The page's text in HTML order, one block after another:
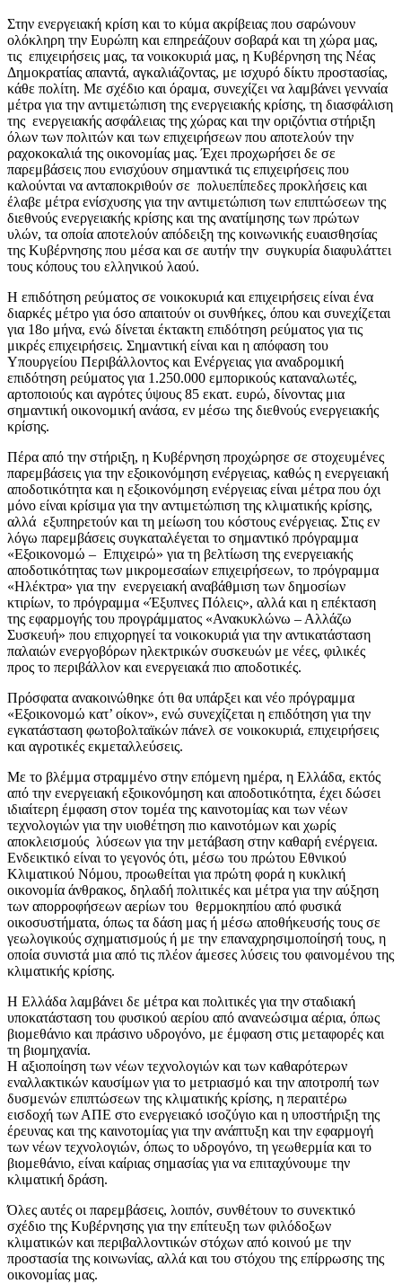
Στην ενεργειακή κρίση και το κύμα ακρίβειας που σαρώνουν
ολόκληρη την Ευρώπη και επηρεάζουν σοβαρά και τη χώρα μας,
τις επιχειρήσεις μας, τα νοικοκυριά μας, η Κυβέρνηση της Νέας
Δημοκρατίας απαντά, αγκαλιάζοντας, με ισχυρό δίκτυ προστασίας,
κάθε πολίτη. Με σχέδιο και όραμα, συνεχίζει να λαμβάνει γενναία
μέτρα για την αντιμετώπιση της ενεργειακής κρίσης, τη διασφάλιση
της ενεργειακής ασφάλειας της χώρας και την οριζόντια στήριξη
όλων των πολιτών και των επιχειρήσεων που αποτελούν την
ραχοκοκαλιά της οικονομίας μας. Έχει προχωρήσει δε σε
παρεμβάσεις που ενισχύουν σημαντικά τις επιχειρήσεις που
καλούνται να ανταποκριθούν σε πολυεπίπεδες προκλήσεις και
έλαβε μέτρα ενίσχυσης για την αντιμετώπιση των επιπτώσεων της
διεθνούς ενεργειακής κρίσης και της ανατίμησης των πρώτων
υλών, τα οποία αποτελούν απόδειξη της κοινωνικής ευαισθησίας
της Κυβέρνησης που μέσα και σε αυτήν την συγκυρία διαφυλάττει
τους κόπους του ελληνικού λαού.
Η επιδότηση ρεύματος σε νοικοκυριά και επιχειρήσεις είναι ένα
διαρκές μέτρο για όσο απαιτούν οι συνθήκες, όπου και συνεχίζεται
για 18ο μήνα, ενώ δίνεται έκτακτη επιδότηση ρεύματος για τις
μικρές επιχειρήσεις. Σημαντική είναι και η απόφαση του
Υπουργείου Περιβάλλοντος και Ενέργειας για αναδρομική
επιδότηση ρεύματος για 1.250.000 εμπορικούς καταναλωτές,
αρτοποιούς και αγρότες ύψους 85 εκατ. ευρώ, δίνοντας μια
σημαντική οικονομική ανάσα, εν μέσω της διεθνούς ενεργειακής
κρίσης.
Πέρα από την στήριξη, η Κυβέρνηση προχώρησε σε στοχευμένες
παρεμβάσεις για την εξοικονόμηση ενέργειας, καθώς η ενεργειακή
αποδοτικότητα και η εξοικονόμηση ενέργειας είναι μέτρα που όχι
μόνο είναι κρίσιμα για την αντιμετώπιση της κλιματικής κρίσης,
αλλά εξυπηρετούν και τη μείωση του κόστους ενέργειας. Στις εν
λόγω παρεμβάσεις συγκαταλέγεται το σημαντικό πρόγραμμα
«Εξοικονομώ – Επιχειρώ» για τη βελτίωση της ενεργειακής
αποδοτικότητας των μικρομεσαίων επιχειρήσεων, το πρόγραμμα
«Ηλέκτρα» για την ενεργειακή αναβάθμιση των δημοσίων
κτιρίων, το πρόγραμμα «Έξυπνες Πόλεις», αλλά και η επέκταση
της εφαρμογής του προγράμματος «Ανακυκλώνω – Αλλάζω
Συσκευή» που επιχορηγεί τα νοικοκυριά για την αντικατάσταση
παλαιών ενεργοβόρων ηλεκτρικών συσκευών με νέες, φιλικές
προς το περιβάλλον και ενεργειακά πιο αποδοτικές.
Πρόσφατα ανακοινώθηκε ότι θα υπάρξει και νέο πρόγραμμα
«Εξοικονομώ κατ’ οίκον», ενώ συνεχίζεται η επιδότηση για την
εγκατάσταση φωτοβολταϊκών πάνελ σε νοικοκυριά, επιχειρήσεις
και αγροτικές εκμεταλλεύσεις.
Με το βλέμμα στραμμένο στην επόμενη ημέρα, η Ελλάδα, εκτός
από την ενεργειακή εξοικονόμηση και αποδοτικότητα, έχει δώσει
ιδιαίτερη έμφαση στον τομέα της καινοτομίας και των νέων
τεχνολογιών για την υιοθέτηση πιο καινοτόμων και χωρίς
αποκλεισμούς λύσεων για την μετάβαση στην καθαρή ενέργεια.
Ενδεικτικό είναι το γεγονός ότι, μέσω του πρώτου Εθνικού
Κλιματικού Νόμου, προωθείται για πρώτη φορά η κυκλική
οικονομία άνθρακος, δηλαδή πολιτικές και μέτρα για την αύξηση
των απορροφήσεων αερίων του θερμοκηπίου από φυσικά
οικοσυστήματα, όπως τα δάση μας ή μέσω αποθήκευσής τους σε
γεωλογικούς σχηματισμούς ή με την επαναχρησιμοποίησή τους, η
οποία συνιστά μια από τις πλέον άμεσες λύσεις του φαινομένου της
κλιματικής κρίσης.
Η Ελλάδα λαμβάνει δε μέτρα και πολιτικές για την σταδιακή
υποκατάσταση του φυσικού αερίου από ανανεώσιμα αέρια, όπως
βιομεθάνιο και πράσινο υδρογόνο, με έμφαση στις μεταφορές και
τη βιομηχανία.
Η αξιοποίηση των νέων τεχνολογιών και των καθαρότερων
εναλλακτικών καυσίμων για το μετριασμό και την αποτροπή των
δυσμενών επιπτώσεων της κλιματικής κρίσης, η περαιτέρω
εισδοχή των ΑΠΕ στο ενεργειακό ισοζύγιο και η υποστήριξη της
έρευνας και της καινοτομίας για την ανάπτυξη και την εφαρμογή
των νέων τεχνολογιών, όπως το υδρογόνο, τη γεωθερμία και το
βιομεθάνιο, είναι καίριας σημασίας για να επιταχύνουμε την
κλιματική δράση.
Όλες αυτές οι παρεμβάσεις, λοιπόν, συνθέτουν το συνεκτικό
σχέδιο της Κυβέρνησης για την επίτευξη των φιλόδοξων
κλιματικών και περιβαλλοντικών στόχων από κοινού με την
προστασία της κοινωνίας, αλλά και του στόχου της επίρρωσης της
οικονομίας μας.